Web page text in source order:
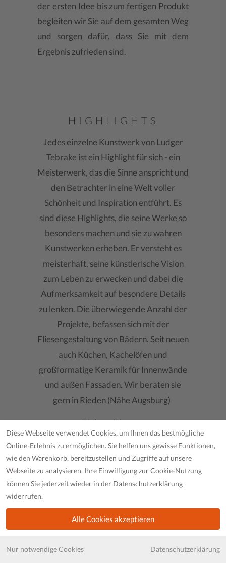
der ersten Idee bis zum fertigen Produkt
begleiten wir Sie auf dem gesamten Weg
und sorgen dafür, dass Sie mit dem
Ergebnis zufrieden sind.
HIGHLIGHTS
Jedes einzelne Kunstwerk von Ludger
Tebrake ist ein Highlight für sich - ein
Meisterwerk, das die Sinne anspricht und
den Betrachter in eine Welt voller
Schönheit und Inspiration entführt. Es
sind diese Highlights, die seine Werke so
besonders machen und sie zu wahren
Kunstwerken erheben. Er versteht es
meisterhaft, seine künstlerische Vision
zum Leben zu erwecken und dabei die
Aufmerksamkeit auf besondere Details
zu lenken. Die überwiegende Anzahl der
Projekte, befassen sich mit der
Fliesengestaltung von Bädern. Seit neuen
auch Küchen, Kachelöfen und
großformatige Keramik für Innenwände
und außen Fassaden. Wir beraten sie
gern in Rieden (Nähe Augsburg)
Mehr erfahren>
China
Egypt
Diese Webseite verwendet Cookies, um Ihnen das bestmögliche
Online-Erlebnis zu ermöglichen. Sie helfen uns gewisse Funktionen,
wie den Warenkorb, bereitzustellen und Zugriffe auf unsere
Webseite zu analysieren. Ihre Einwilligung zur Cookie-Nutzung
können Sie jederzeit wieder in der Datenschutzerklärung
widerrufen.
Alle Cookies akzeptieren
Nur notwendige Cookies Datenschutzerklärung